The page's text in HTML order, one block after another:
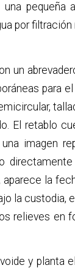
pequeña
por filtración
un
para
El retablo
imagen
directamente
la
la custodia,
relieves en
y planta